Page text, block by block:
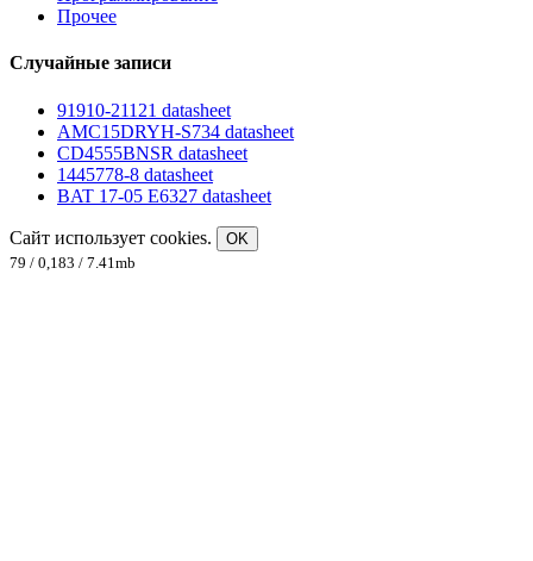
Прочее
Случайные записи
91910-21121 datasheet
AMC15DRYH-S734 datasheet
CD4555BNSR datasheet
1445778-8 datasheet
BAT 17-05 E6327 datasheet
Сайт использует cookies.
OK
79 / 0,183 / 7.41mb